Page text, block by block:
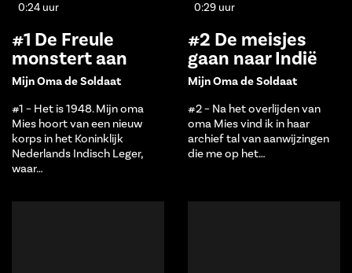
0:24 uur
#1 De Freule
monstert aan
Mijn Oma de Soldaat
#1 – Het is 1948. Mijn oma
Mies hoort van een nieuw
korps in het Koninklijk
Nederlands Indisch Leger,
waar…
0:29 uur
#2 De meisjes
gaan naar Indië
Mijn Oma de Soldaat
#2 – Na het overlijden van
oma Mies vind ik in haar
archief tal van aanwijzingen
die me op het…